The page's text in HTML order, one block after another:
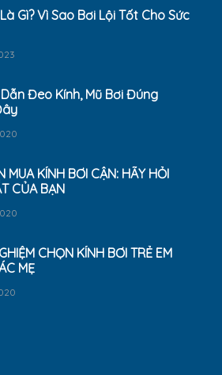
Gì? Vì Sao Bơi Lội Tốt Cho Sức
Đeo Kính, Mũ Bơi Đúng
MUA KÍNH BƠI CẬN: HÃY HỎI
CỦA BẠN
CHỌN KÍNH BƠI TRẺ EM
MẸ